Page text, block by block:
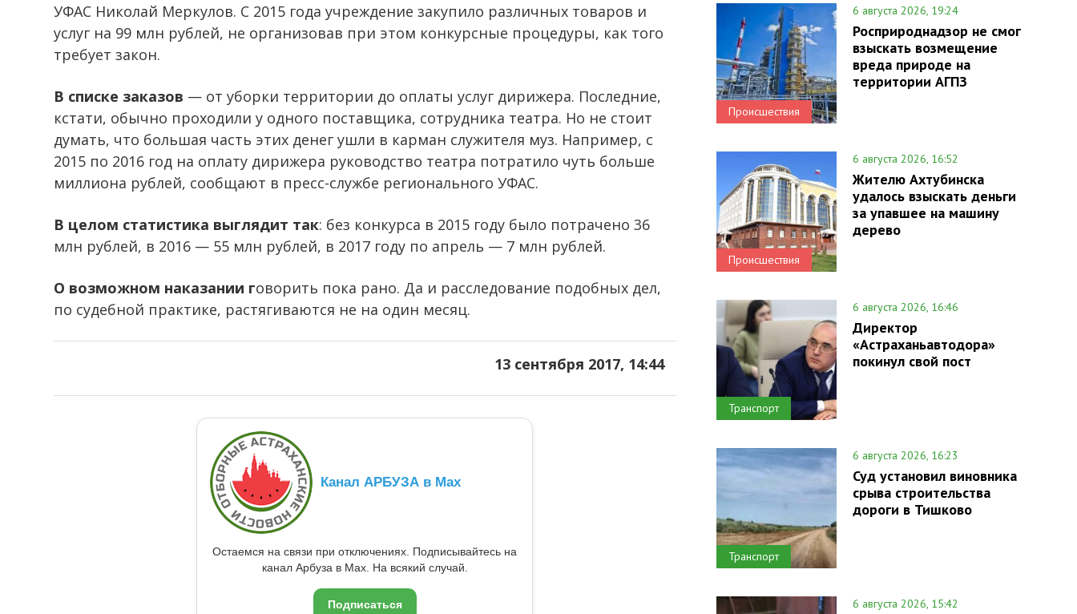
УФАС Николай Меркулов. С 2015 года учреждение закупило различных товаров и
услуг на 99 млн рублей, не организовав при этом конкурсные процедуры, как того
требует закон.
В списке заказов — от уборки территории до оплаты услуг дирижера. Последние,
кстати, обычно проходили у одного поставщика, сотрудника театра. Но не стоит
думать, что большая часть этих денег ушли в карман служителя муз. Например, с
2015 по 2016 год на оплату дирижера руководство театра потратило чуть больше
миллиона рублей, сообщают в пресс-службе регионального УФАС.
В целом статистика выглядит так: без конкурса в 2015 году было потрачено 36
млн рублей, в 2016 — 55 млн рублей, в 2017 году по апрель — 7 млн рублей.
О возможном наказании говорить пока рано. Да и расследование подобных дел,
по судебной практике, растягиваются не на один месяц.
13 сентября 2017, 14:44
Канал АРБУЗА в Max
Остаемся на связи при отключениях. Подписывайтесь на
канал Арбуза в Max. На всякий случай.
Подписаться
Происшествия
6 августа 2026, 19:24
Росприроднадзор не смог
взыскать возмещение
вреда природе на
территории АГПЗ
Происшествия
6 августа 2026, 16:52
Жителю Ахтубинска
удалось взыскать деньги
за упавшее на машину
дерево
Транспорт
6 августа 2026, 16:46
Директор
«Астраханьавтодора»
покинул свой пост
Транспорт
6 августа 2026, 16:23
Суд установил виновника
срыва строительства
дороги в Тишково
6 августа 2026, 15:42